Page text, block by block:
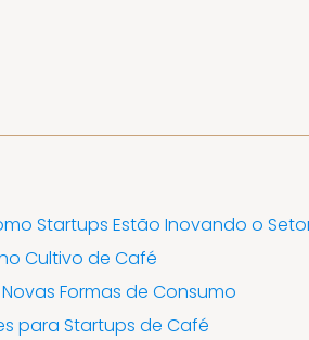
Startups Estão Inovando o
Cultivo de Café
Formas de Consumo
para Startups de Café